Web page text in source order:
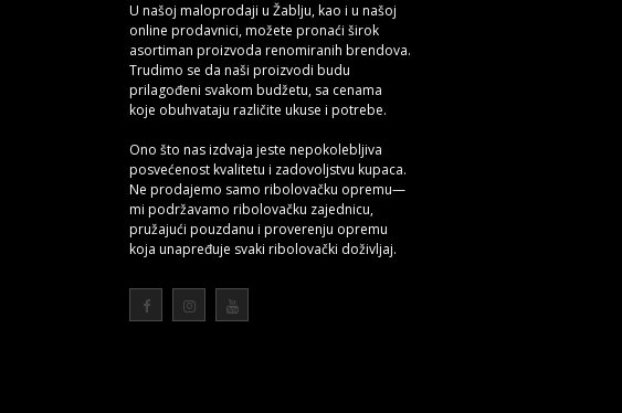
U našoj maloprodaji u Žablju, kao i u našoj
online prodavnici, možete pronaći širok
asortiman proizvoda renomiranih brendova.
Trudimo se da naši proizvodi budu
prilagođeni svakom budžetu, sa cenama
koje obuhvataju različite ukuse i potrebe.
Ono što nas izdvaja jeste nepokolebljiva
posvećenost kvalitetu i zadovoljstvu kupaca.
Ne prodajemo samo ribolovačku opremu—
mi podržavamo ribolovačku zajednicu,
pružajući pouzdanu i proverenju opremu
koja unapređuje svaki ribolovački doživljaj.